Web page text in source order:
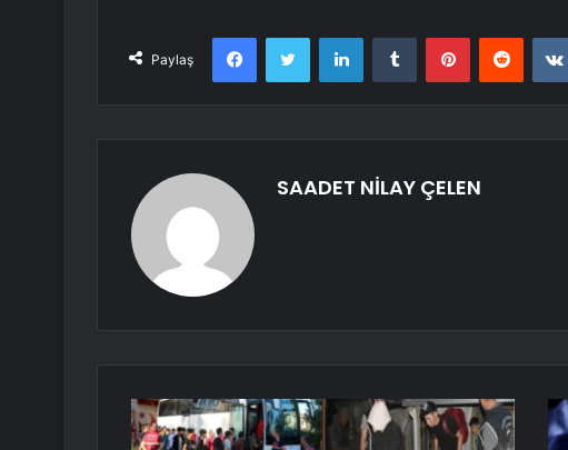
Paylaş
FacebookTwitter LinkedInTumblr PinterestReddit
SAADET NİLAY ÇELEN